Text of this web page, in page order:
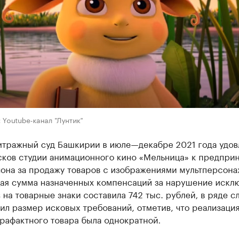
канал "Лунтик"
суд Башкирии в июле—декабре 2021 года
студии анимационного кино «Мельница» к
за продажу товаров с изображениями
сумма назначенных компенсаций за нарушение
на товарные знаки составила 742 тыс. рублей, в ряде
размер исковых требований, отметив, что
товара была однократной.